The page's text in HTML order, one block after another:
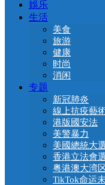
娛乐
生活
美食
旅游
健康
时尚
消闲
专题
新冠肺炎
線上抗疫藝
港版國安法
美警暴力
美國總統大
香港立法會
粤港澳大湾
TikTok命运